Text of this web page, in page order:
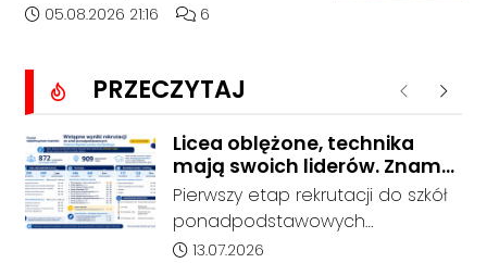
popołudniowych służby zostały
Gliwicki po zgłoszeniu od
zaniepokojonego świadka.
Osoba zgłaszająca zauważyła
unoszący się na wodzie czarny
worek, którego zawartość
wzbudziła jej niepokój.
Data dodania artykułu:
05.08.2026 21:16 Liczba komentarzy artykułu:
6
PRZECZYTAJ Poprzednie
Licea oblężone, technika
mają swoich liderów. Znamy
wstępne wyniki rekrutacji do
szkół w powiecie
Pierwszy etap rekrutacji do szkół
ponadpodstawowych
prowadzonych przez Powiat
Data dodania artykułu:
13.07.2026